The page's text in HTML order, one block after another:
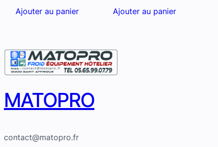
Ajouter au panier Ajouter au panier
MATOPRO
contact@matopro.fr